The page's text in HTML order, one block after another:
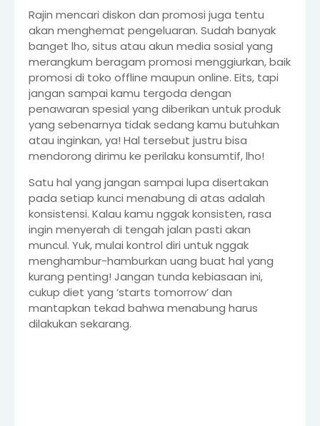
Rajin mencari diskon dan promosi juga tentu
akan menghemat pengeluaran. Sudah banyak
banget lho, situs atau akun media sosial yang
merangkum beragam promosi menggiurkan, baik
promosi di toko offline maupun online. Eits, tapi
jangan sampai kamu tergoda dengan
penawaran spesial yang diberikan untuk produk
yang sebenarnya tidak sedang kamu butuhkan
atau inginkan, ya! Hal tersebut justru bisa
mendorong dirimu ke perilaku konsumtif, lho!
Satu hal yang jangan sampai lupa disertakan
pada setiap kunci menabung di atas adalah
konsistensi. Kalau kamu nggak konsisten, rasa
ingin menyerah di tengah jalan pasti akan
muncul. Yuk, mulai kontrol diri untuk nggak
menghambur-hamburkan uang buat hal yang
kurang penting! Jangan tunda kebiasaan ini,
cukup diet yang ‘starts tomorrow’ dan
mantapkan tekad bahwa menabung harus
dilakukan sekarang.